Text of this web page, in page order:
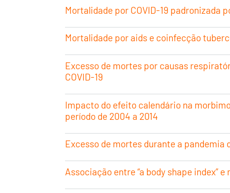
Mortalidade por COVID-19 padronizada
Mortalidade por aids e coinfecção
Excesso de mortes por causas
COVID-19
Impacto do efeito calendário na
período de 2004 a 2014
Excesso de mortes durante a pandemia
Associação entre “a body shape index”